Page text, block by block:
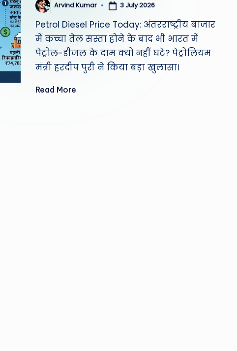
e
a
th
Posted
by
Arvind Kumar 3 July 2026
Petrol Diesel Price Today: अंतरराष्ट्रीय बाजार
में कच्चा तेल सस्ता होने के बाद भी भारत में
पेट्रोल-डीजल के दाम क्यों नहीं घटे? पेट्रोलियम
मंत्री हरदीप पुरी ने किया बड़ा खुलासा।
Read More